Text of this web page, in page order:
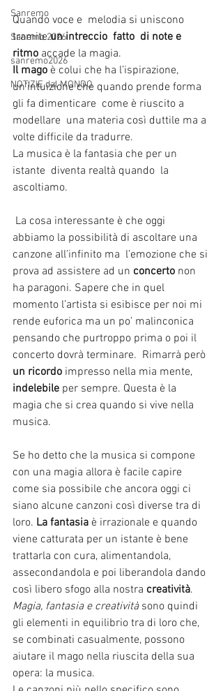
Sanremo
Sanemo 2026
sanremo2026
NOTIZIE dal MONDO
Quando voce e  melodia si uniscono
tramite un intreccio  fatto  di note e
ritmo accade la magia.
Il mago è colui che ha l’ispirazione,
un’intuizione che quando prende forma
gli fa dimenticare  come è riuscito a
modellare  una materia così duttile ma a
volte difficile da tradurre.
La musica è la fantasia che per un
istante  diventa realtà quando  la
ascoltiamo.
abbiamo la possibilità di ascoltare una
canzone all’infinito ma  l’emozione che si
prova ad assistere ad un concerto non
ha paragoni. Sapere che in quel
momento l’artista si esibisce per noi mi
rende euforica ma un po’ malinconica
pensando che purtroppo prima o poi il
concerto dovrà terminare.  Rimarrà però
un ricordo impresso nella mia mente,
indelebile per sempre. Questa è la
magia che si crea quando si vive nella
musica.
Se ho detto che la musica si compone
con una magia allora è facile capire
come sia possibile che ancora oggi ci
siano alcune canzoni così diverse tra di
loro. La fantasia è irrazionale e quando
viene catturata per un istante è bene
trattarla con cura, alimentandola,
assecondandola e poi liberandola dando
così libero sfogo alla nostra creatività.
Magia, fantasia e creatività sono quindi
gli elementi in equilibrio tra di loro che,
se combinati casualmente, possono
aiutare il mago nella riuscita della sua
opera: la musica.